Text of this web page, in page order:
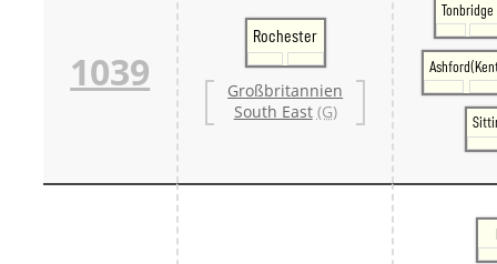
1039
Rochester
Großbritannien
South East (G)
Tonbridge